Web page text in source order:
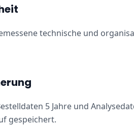
technische und
5 Jahre und
gespeichert.